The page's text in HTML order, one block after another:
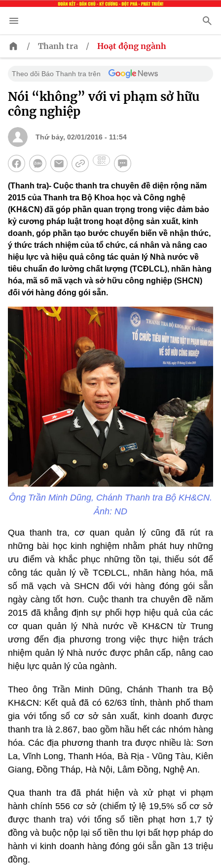
/ Thanh tra / Hoạt động ngành
Theo dõi Báo Thanh tra trên
Nói “không” với vi phạm sở hữu
công nghiệp
Thứ bảy, 02/01/2016 - 11:54
(Thanh tra)- Cuộc thanh tra chuyên đề diện rộng năm
2015 của Thanh tra Bộ Khoa học và Công nghệ
(KH&CN) đã góp phần quan trọng trong việc đảm bảo
kỷ cương pháp luật trong hoạt động sản xuất, kinh
doanh, góp phần tạo bước chuyển biến về nhận thức,
ý thức trách nhiệm của tổ chức, cá nhân và nâng cao
hiệu lực và hiệu quả công tác quản lý Nhà nước về
tiêu chuẩn đo lường chất lượng (TCĐLCL), nhãn hàng
hóa, mã số mã vạch và sở hữu công nghiệp (SHCN)
đối với hàng đóng gói sẵn.
Ông Trần Minh Dũng, Chánh Thanh tra Bộ KH&CN.
Ảnh: ND
Qua thanh tra, cơ quan quản lý cũng đã rút ra
những bài học kinh nghiệm nhằm phát huy những
ưu điểm và khắc phục những tồn tại, thiếu sót để
công tác quản lý về TCĐLCL, nhãn hàng hóa, mã
số mã vạch và SHCN đối với hàng đóng gói sẵn
ngày càng tốt hơn. Cuộc thanh tra chuyên đề năm
2015 đã khẳng định sự phối hợp hiệu quả của các
cơ quan quản lý Nhà nước về KH&CN từ Trung
ương đến địa phương trong việc thực hiện trách
nhiệm quản lý Nhà nước được phân cấp, nâng cao
hiệu lực quản lý của ngành.
Theo ông Trần Minh Dũng, Chánh Thanh tra Bộ
KH&CN: Kết quả đã có 62/63 tỉnh, thành phố tham
gia với tổng số cơ sở sản xuất, kinh doanh được
thanh tra là 2.867, bao gồm hầu hết các nhóm hàng
hóa. Các địa phương thanh tra được nhiều là: Sơn
La, Vĩnh Long, Thanh Hóa, Bà Rịa - Vũng Tàu, Kiên
Giang, Đồng Tháp, Hà Nội, Lâm Đồng, Nghệ An.
Qua thanh tra đã phát hiện và xử phạt vi phạm
hành chính 556 cơ sở (chiếm tỷ lệ 19,5% số cơ sở
được thanh tra) với tổng số tiền phạt hơn 1,7 tỷ
đồng và buộc nộp lại số tiền thu lợi bất hợp pháp do
hành vi kinh doanh hàng đóng gói sẵn gần 13 triệu
đồng.